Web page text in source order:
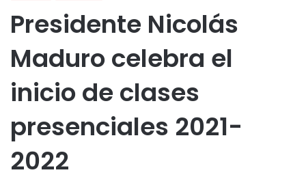
Presidente Nicolás
Maduro celebra el
inicio de clases
presenciales 2021-
2022